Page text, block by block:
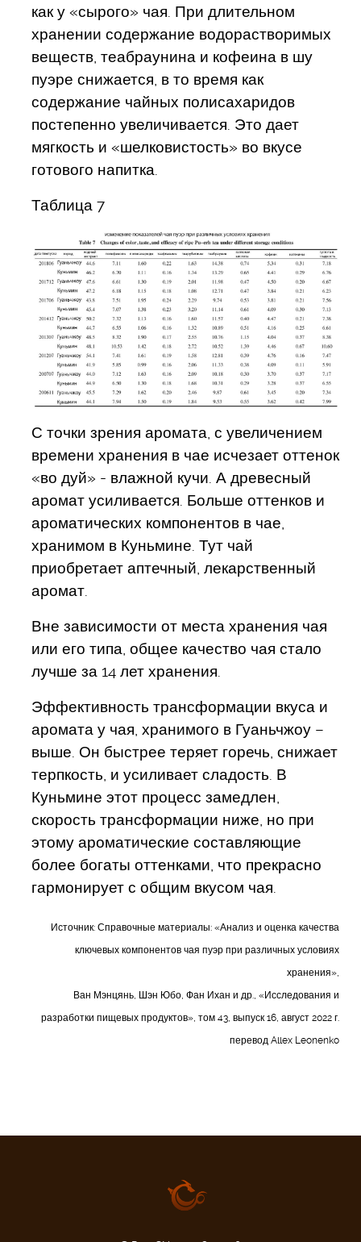
как у «сырого» чая. При длительном
хранении содержание водорастворимых
веществ, теабраунина и кофеина в шу
пуэре снижается, в то время как
содержание чайных полисахаридов
постепенно увеличивается. Это дает
мягкость и «шелковистость» во вкусе
готового напитка.
Таблица 7
С точки зрения аромата, с увеличением
времени хранения в чае исчезает оттенок
«во дуй» - влажной кучи. А древесный
аромат усиливается. Больше оттенков и
ароматических компонентов в чае,
хранимом в Куньмине. Тут чай
приобретает аптечный, лекарственный
аромат.
Вне зависимости от места хранения чая
или его типа, общее качество чая стало
лучше за 14 лет хранения.
Эффективность трансформации вкуса и
аромата у чая, хранимого в Гуаньчжоу –
выше. Он быстрее теряет горечь, снижает
терпкость, и усиливает сладость. В
Куньмине этот процесс замедлен,
скорость трансформации ниже, но при
этому ароматические составляющие
более богаты оттенками, что прекрасно
гармонирует с общим вкусом чая.
Источник: Справочные материалы: «Анализ и оценка качества
ключевых компонентов чая пуэр при различных условиях
хранения»,
Ван Мэнцянь, Шэн Юбо, Фан Ихан и др., «Исследования и
разработки пищевых продуктов», том 43, выпуск 16, август 2022 г.
перевод Allex Leonenko